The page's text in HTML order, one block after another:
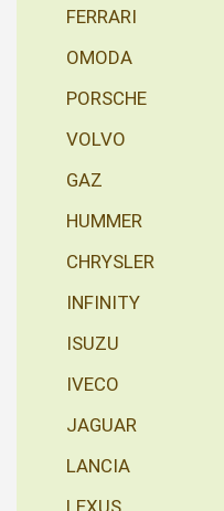
FERRARI
OMODA
PORSCHE
VOLVO
GAZ
HUMMER
CHRYSLER
INFINITY
ISUZU
IVECO
JAGUAR
LANCIA